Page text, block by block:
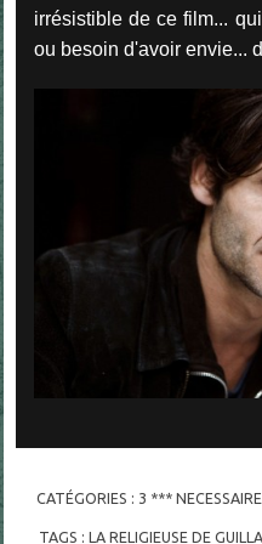
irrésistible de ce film...
ou besoin d'avoir envie...
CATÉGORIES : 3 *** NECESSAIRE
TAGS : LA RELIGIEUSE DE